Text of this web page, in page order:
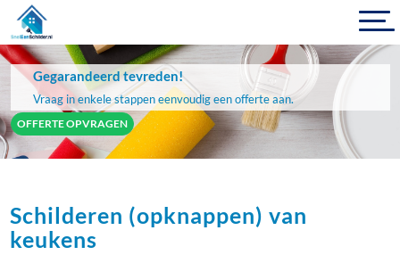
Gegarandeerd tevreden!
Vraag in enkele stappen eenvoudig een offerte aan.
OFFERTE OPVRAGEN
Schilderen (opknappen) van
keukens